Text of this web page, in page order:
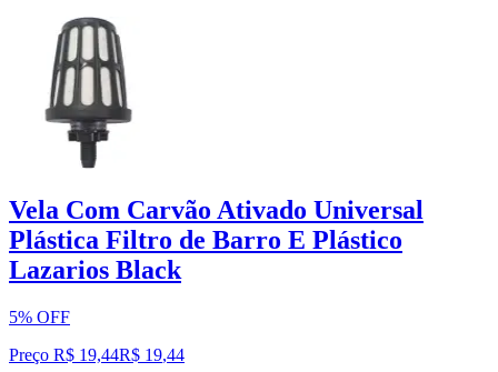
Vela Com Carvão Ativado Universal
Plástica Filtro de Barro E Plástico
Lazarios Black
5% OFF
Preço R$ 19,44R$ 19,44